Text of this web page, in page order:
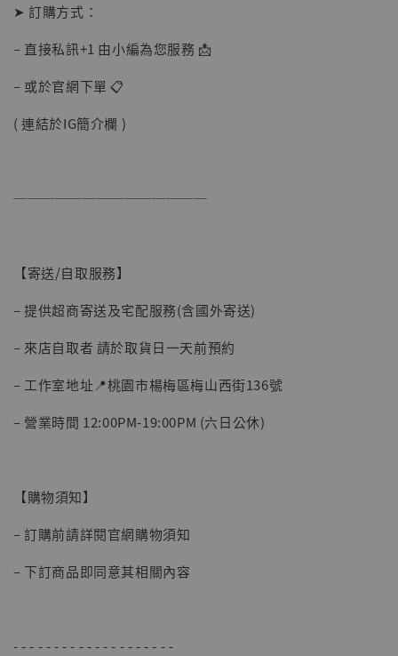
➤ 訂購方式：
– 直接私訊+1 由小編為您服務 📩
– 或於官網下單 📋
( 連結於IG簡介欄 )
──────────────
【寄送/自取服務】
– 提供超商寄送及宅配服務(含國外寄送)
– 來店自取者 請於取貨日一天前預約
– 工作室地址📍桃園市楊梅區梅山西街136號
– 營業時間 12:00PM-19:00PM (六日公休)
【購物須知】
– 訂購前請詳閱官網購物須知
– 下訂商品即同意其相關內容
- - - - - - - - - - - - - - - - - - - -